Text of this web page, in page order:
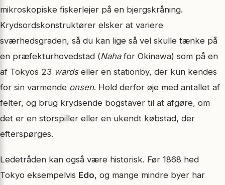
mikroskopiske fiskerlejer på en bjergskråning.
Krydsordskonstruktører elsker at variere
sværhedsgraden, så du kan lige så vel skulle tænke på
en præfekturhovedstad (Nahafor Okinawa) som på en
af Tokyos 23 wardseller en stationby, der kun kendes
for sin varmende onsen. Hold derfor øje med antallet af
felter, og brug krydsende bogstaver til at afgøre, om
det er en storspiller eller en ukendt købstad, der
efterspørges.
Ledetråden kan også være historisk. Før 1868 hed
Tokyo eksempelvis Edo, og mange mindre byer har